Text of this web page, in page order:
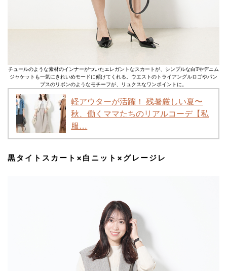
チュールのような素材のインナーがついたエレガントなスカートが、シンプルな白Tやデニム
ジャケットも一気にきれいめモードに傾けてくれる。ウエストのトライアングルロゴやパン
プスのリボンのようなモチーフが、リュクスなワンポイントに。
軽アウターが活躍！ 残暑厳しい夏〜
秋、働くママたちのリアルコーデ【私
服…
黒タイトスカート×白ニット×グレージレ